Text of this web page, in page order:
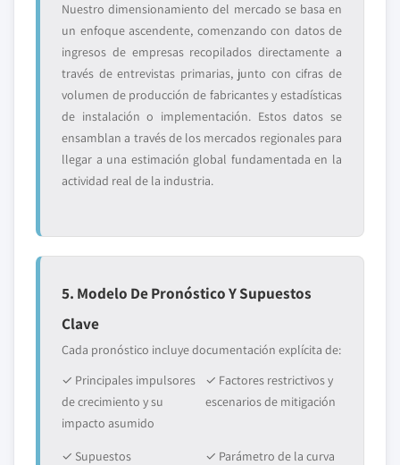
Nuestro dimensionamiento del mercado se basa en
un enfoque ascendente, comenzando con datos de
ingresos de empresas recopilados directamente a
través de entrevistas primarias, junto con cifras de
volumen de producción de fabricantes y estadísticas
de instalación o implementación. Estos datos se
ensamblan a través de los mercados regionales para
llegar a una estimación global fundamentada en la
actividad real de la industria.
5. Modelo De Pronóstico Y Supuestos
Clave
Cada pronóstico incluye documentación explícita de:
✓ Principales impulsores
de crecimiento y su
impacto asumido
✓ Factores restrictivos y
escenarios de mitigación
✓ Supuestos ✓ Parámetro de la curva